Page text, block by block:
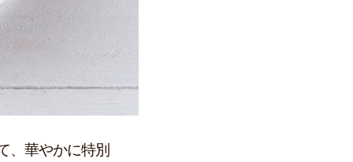
、華やかに特別